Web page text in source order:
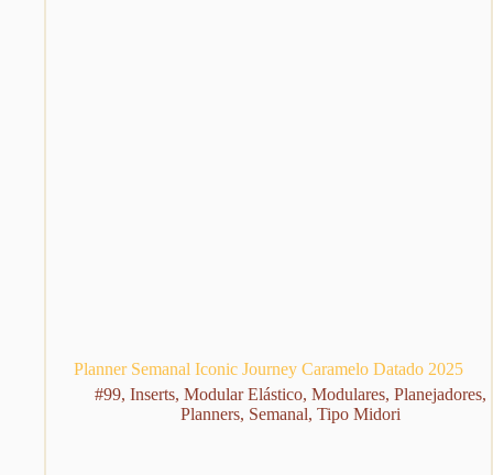
Planner Semanal Iconic Journey Caramelo Datado 2025
#99, Inserts, Modular Elástico, Modulares, Planejadores,
Planners, Semanal, Tipo Midori